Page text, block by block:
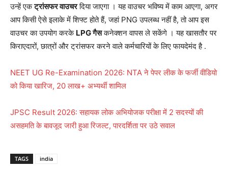
उन्हें एकट्रांसफर वाउचरदिया जाएगा । यह वाउचर भविष्य में काम आएगा, अगर
आप किसी ऐसे इलाके में शिफ्ट होते हैं, जहां PNG उपलब्ध नहीं है, तो आप इस
वाउचर का उपयोग करके LPG गैसकनेक्शन वापस ले सकेंगे । यह खासतौर पर
किराएदारों, छात्रों और ट्रांसफर करने वाले कर्मचारियों के लिए फायदेमंद है .
NEET UG Re-Examination 2026: NTA ने पेपर लीक के फर्जी वीडियो
को किया खारिज, 20 लाख+ अभ्यर्थी शामिल
JPSC Result 2026: सहायक लोक अभियोजक परीक्षा में 2 सदस्यों की
असहमति के बावजूद जारी हुआ रिजल्ट, पारदर्शिता पर उठे सवाल
TAGS india